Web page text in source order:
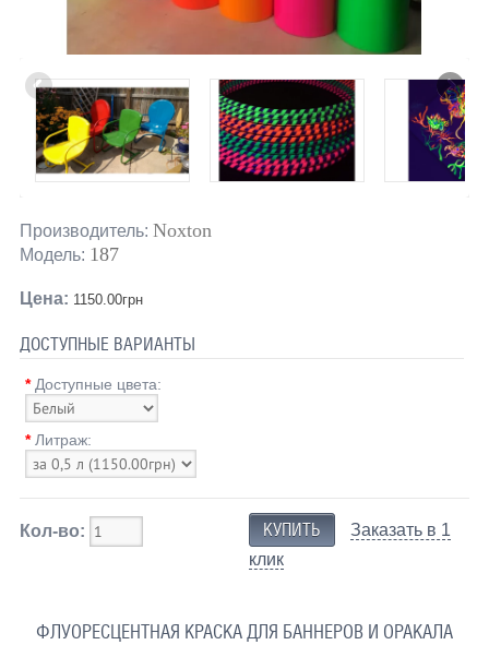
Производитель: Noxton
Модель: 187
Цена: 1150.00грн
ДОСТУПНЫЕ ВАРИАНТЫ
* Доступные цвета:
* Литраж:
Кол-во:
Заказать в 1
клик
ФЛУОРЕСЦЕНТНАЯ КРАСКА ДЛЯ БАННЕРОВ И ОРАКАЛА